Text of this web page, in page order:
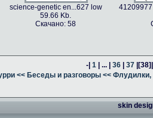
science-genetic en...627 low
59.66 Kb.
Скачано: 58
-| 1 | ... | 36 | 37 |[38]
<< Беседы и разговоры << Флудилки,
skin